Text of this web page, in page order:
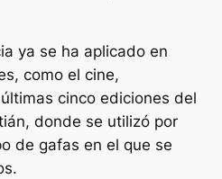
ya se ha aplicado en
como el cine,
cinco ediciones del
donde se utilizó por
de gafas en el que se